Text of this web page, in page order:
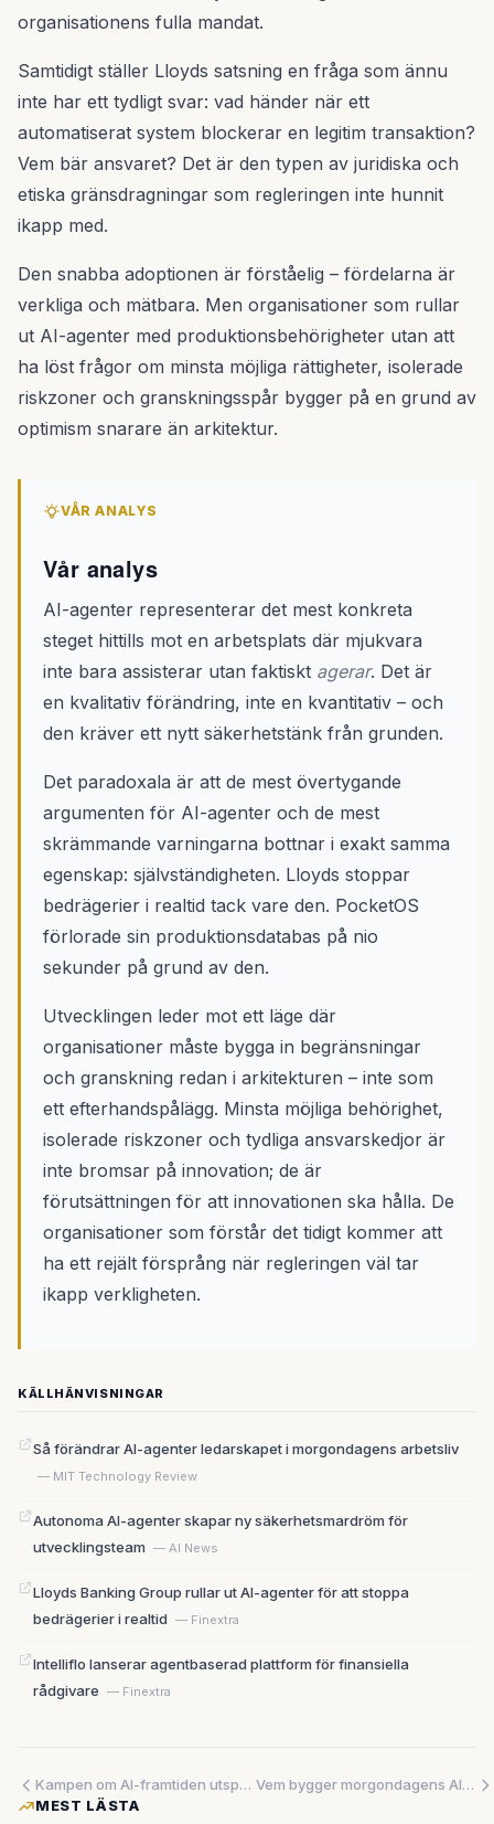
organisationens fulla mandat.
Samtidigt ställer Lloyds satsning en fråga som ännu
inte har ett tydligt svar: vad händer när ett
automatiserat system blockerar en legitim transaktion?
Vem bär ansvaret? Det är den typen av juridiska och
etiska gränsdragningar som regleringen inte hunnit
ikapp med.
Den snabba adoptionen är förståelig – fördelarna är
verkliga och mätbara. Men organisationer som rullar
ut AI-agenter med produktionsbehörigheter utan att
ha löst frågor om minsta möjliga rättigheter, isolerade
riskzoner och granskningsspår bygger på en grund av
optimism snarare än arkitektur.
VÅR ANALYS
Vår analys
AI-agenter representerar det mest konkreta
steget hittills mot en arbetsplats där mjukvara
inte bara assisterar utan faktiskt agerar. Det är
en kvalitativ förändring, inte en kvantitativ – och
den kräver ett nytt säkerhetstänk från grunden.
Det paradoxala är att de mest övertygande
argumenten för AI-agenter och de mest
skrämmande varningarna bottnar i exakt samma
egenskap: självständigheten. Lloyds stoppar
bedrägerier i realtid tack vare den. PocketOS
förlorade sin produktionsdatabas på nio
sekunder på grund av den.
Utvecklingen leder mot ett läge där
organisationer måste bygga in begränsningar
och granskning redan i arkitekturen – inte som
ett efterhandspålägg. Minsta möjliga behörighet,
isolerade riskzoner och tydliga ansvarskedjor är
inte bromsar på innovation; de är
förutsättningen för att innovationen ska hålla. De
organisationer som förstår det tidigt kommer att
ha ett rejält försprång när regleringen väl tar
ikapp verkligheten.
KÄLLHÄNVISNINGAR
Så förändrar AI-agenter ledarskapet i morgondagens arbetsliv
— MIT Technology Review
Autonoma AI-agenter skapar ny säkerhetsmardröm för
utvecklingsteam — AI News
Lloyds Banking Group rullar ut AI-agenter för att stoppa
bedrägerier i realtid — Finextra
Intelliflo lanserar agentbaserad plattform för finansiella
rådgivare — Finextra
Kampen om AI-framtiden utspelar sig just nu — i Bryssel, Washington och Silicon Valley
Vem bygger morgondagens AI-ryggrad? Kina satsar tusentals miljarder – och ett svenskt bolag kan bli värt mer än Ericsson
MEST LÄSTA